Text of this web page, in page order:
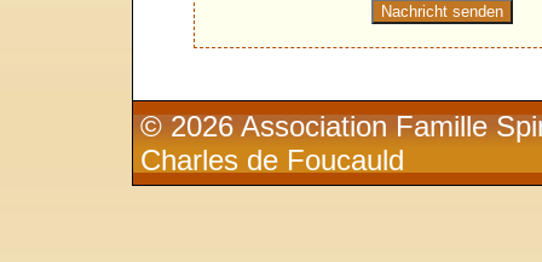
© 2026 Association Famille
Charles de Foucauld